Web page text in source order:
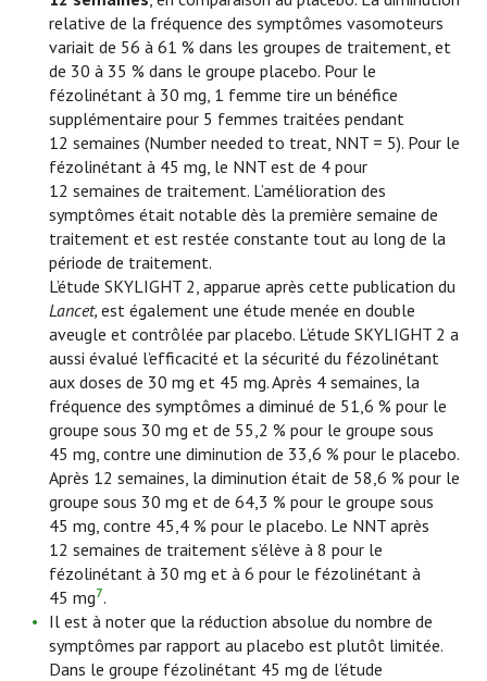
relative de la fréquence des symptômes vasomoteurs
variait de 56 à 61 % dans les groupes de traitement, et
de 30 à 35 % dans le groupe placebo. Pour le
fézolinétant à 30 mg, 1 femme tire un bénéfice
supplémentaire pour 5 femmes traitées pendant
12 semaines (Number needed to treat, NNT = 5). Pour le
fézolinétant à 45 mg, le NNT est de 4 pour
12 semaines de traitement. L’amélioration des
symptômes était notable dès la première semaine de
traitement et est restée constante tout au long de la
période de traitement.
L’étude SKYLIGHT 2, apparue après cette publication du
Lancet, est également une étude menée en double
aveugle et contrôlée par placebo. L’étude SKYLIGHT 2 a
aussi évalué l’efficacité et la sécurité du fézolinétant
aux doses de 30 mg et 45 mg. Après 4 semaines, la
fréquence des symptômes a diminué de 51,6 % pour le
groupe sous 30 mg et de 55,2 % pour le groupe sous
45 mg, contre une diminution de 33,6 % pour le placebo.
Après 12 semaines, la diminution était de 58,6 % pour le
groupe sous 30 mg et de 64,3 % pour le groupe sous
45 mg, contre 45,4 % pour le placebo. Le NNT après
12 semaines de traitement s’élève à 8 pour le
fézolinétant à 30 mg et à 6 pour le fézolinétant à
45 mg7.
Il est à noter que la réduction absolue du nombre de
symptômes par rapport au placebo est plutôt limitée.
Dans le groupe fézolinétant 45 mg de l’étude